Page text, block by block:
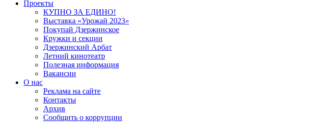
Проекты
КУПНО ЗА ЕДИНО!
Выставка «Урожай 2023»
Покупай Дзержинское
Кружки и секции
Дзержинский Арбат
Летний кинотеатр
Полезная информация
Вакансии
О нас
Реклама на сайте
Контакты
Архив
Сообщить о коррупции